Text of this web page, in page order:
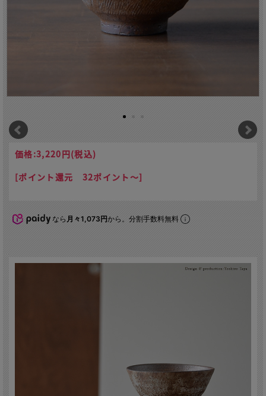
価格:3,220円(税込)
[ポイント還元 32ポイント～]
なら月々1,073円から。分割手数料無料